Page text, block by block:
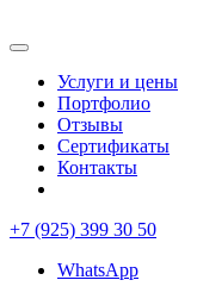
Услуги и цены
Портфолио
Отзывы
Сертификаты
Контакты
+7 (925) 399 30 50
WhatsApp